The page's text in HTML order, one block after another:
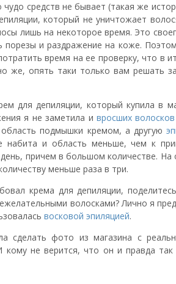
средств не бывает (такая же
который не уничтожает
лишь на некоторое время. Это
порезы и раздражение на коже.
время на ее проверку, что в
же, опять таки только вам решать
для депиляции, который купила в
я не заметила и вросших волосков
подмышки кремом, а другую
и область меньше, чем к
причем в большом количестве.
меньше раза в три.
крема для депиляции,
волосками? Лично я
восковой эпиляцией.
сделать фото из магазина с
не верится, что он и правда